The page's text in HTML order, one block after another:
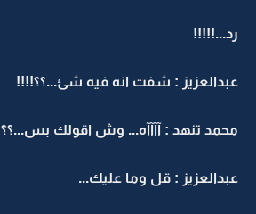
رد...!!!!!
عبدالعزيز : شفت انه فيه شئ...؟؟!!!!
محمد تنهد : آآآآه... وش اقولك بس...؟؟
عبدالعزيز : قل وما عليك...